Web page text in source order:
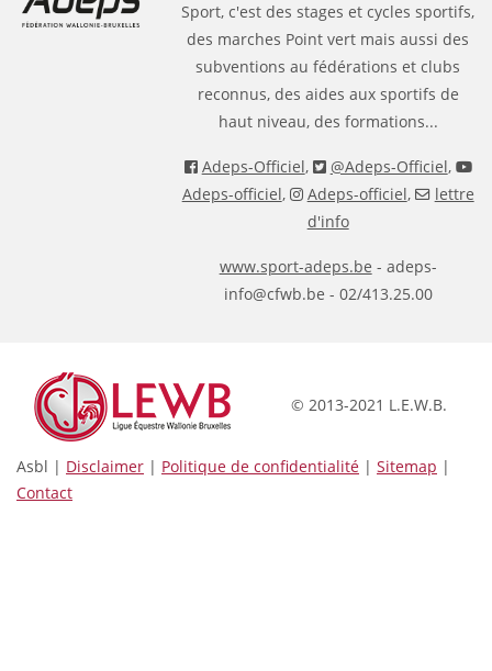
Sport, c'est des stages et cycles sportifs,
des marches Point vert mais aussi des
subventions au fédérations et clubs
reconnus, des aides aux sportifs de
haut niveau, des formations...
Adeps-Officiel, @Adeps-Officiel,
Adeps-officiel, Adeps-officiel,
lettre
d'info
www.sport-adeps.be - adeps-
info@cfwb.be - 02/413.25.00
© 2013-2021 L.E.W.B.
Asbl | Disclaimer | Politique de confidentialité | Sitemap |
Contact